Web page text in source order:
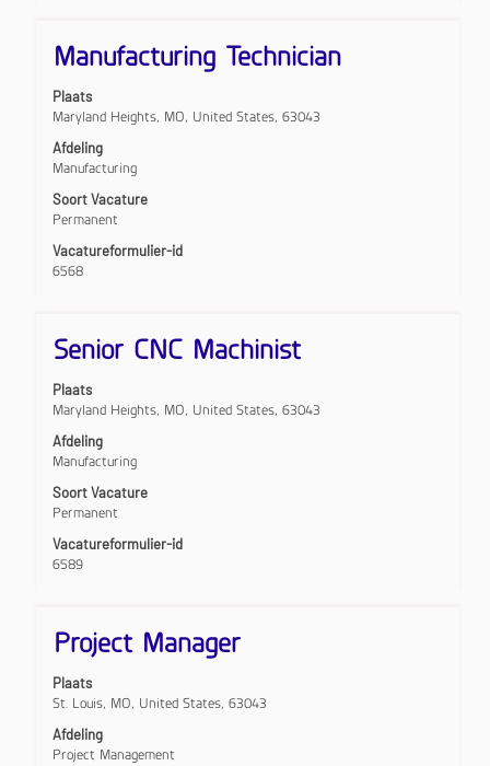
Titel
Manufacturing Technician
Plaats
Maryland Heights, MO, United States, 63043
Afdeling
Manufacturing
Soort Vacature
Permanent
Vacatureformulier-id
6568
Selecteer
deze
om
de
volledige
inhoud
de
functiegegevens
weer
te
Titel
Senior CNC Machinist
Plaats
Maryland Heights, MO, United States, 63043
Afdeling
Manufacturing
Soort Vacature
Permanent
Vacatureformulier-id
6589
Selecteer
deze
om
de
volledige
inhoud
de
functiegegevens
weer
te
Titel
Project Manager
Plaats
St. Louis, MO, United States, 63043
Afdeling
Project Management
Selecteer
deze
om
de
volledige
inhoud